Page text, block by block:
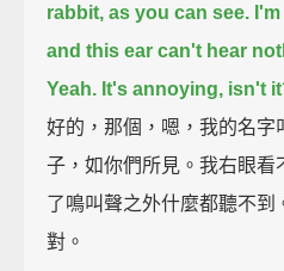
rabbit, as you can see.
and this ear can't hear
Yeah. It's annoying, isn't
好的，那個，嗯，我的名字
子，如你們所見。我右眼看
了鳴叫聲之外什麼都聽不到
對。